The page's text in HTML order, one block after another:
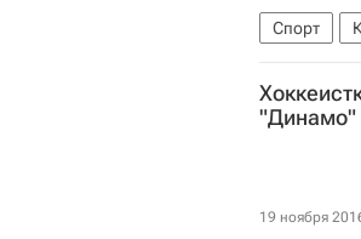
Спорт
19 ноября